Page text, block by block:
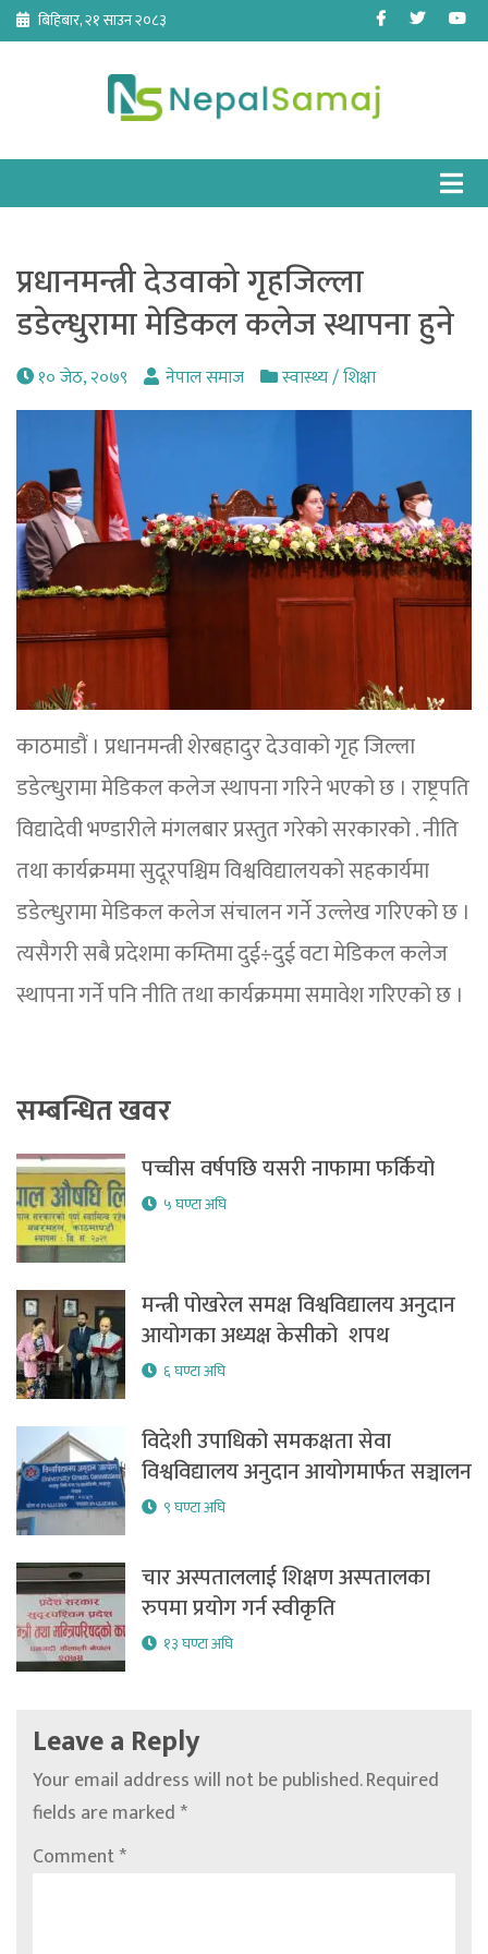
Skip
content
बिहिबार, २१ साउन २०८३ Facebook
Twitter
प्रधानमन्त्री देउवाको गृहजिल्ला
डडेल्धुरामा मेडिकल कलेज स्थापना हुने
१० जेठ, २०७९ नेपाल समाज स्वास्थ्य / शिक्षा
काठमाडौं । प्रधानमन्त्री शेरबहादुर देउवाको गृह जिल्ला
डडेल्धुरामा मेडिकल कलेज स्थापना गरिने भएको छ । राष्ट्रपति
विद्यादेवी भण्डारीले मंगलबार प्रस्तुत गरेको सरकारको . नीति
तथा कार्यक्रममा सुदूरपश्चिम विश्वविद्यालयको सहकार्यमा
डडेल्धुरामा मेडिकल कलेज संचालन गर्ने उल्लेख गरिएको छ ।
त्यसैगरी सबै प्रदेशमा कम्तिमा दुई÷दुई वटा मेडिकल कलेज
स्थापना गर्ने पनि नीति तथा कार्यक्रममा समावेश गरिएको छ ।
सम्बन्धित खवर
पच्चीस वर्षपछि यसरी नाफामा फर्कियो
५ घण्टा अघि
मन्त्री पोखरेल समक्ष विश्वविद्यालय अनुदान
आयोगका अध्यक्ष केसीको शपथ
६ घण्टा अघि
विदेशी उपाधिको समकक्षता सेवा
विश्वविद्यालय अनुदान आयोगमार्फत सञ्चालन
९ घण्टा अघि
चार अस्पताललाई शिक्षण अस्पतालका
रुपमा प्रयोग गर्न स्वीकृति
१३ घण्टा अघि
Leave a Reply
Your email address will not be published.Required
fields are marked*
Comment*